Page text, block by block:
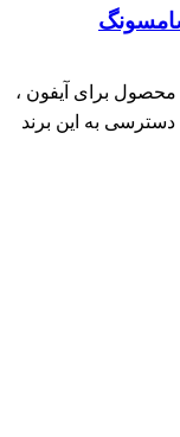
برای آیفون ،
به این برند